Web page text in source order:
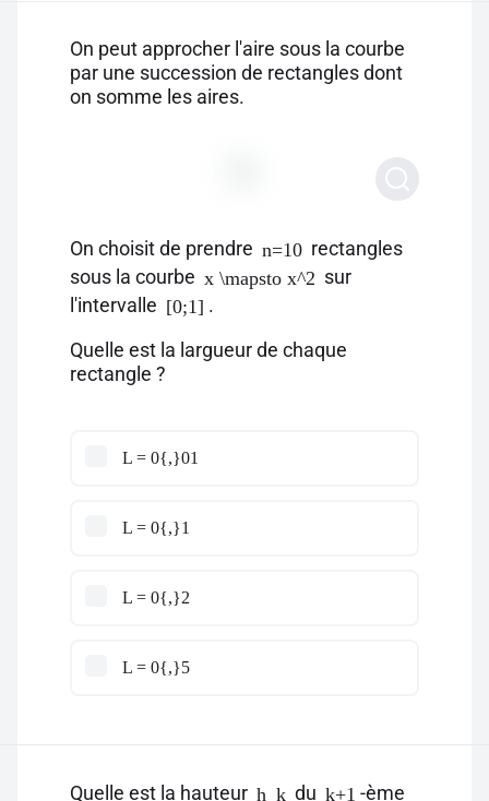
On peut approcher l'aire sous la courbe
par une succession de rectangles dont
on somme les aires.
On choisit de prendre n=10 rectangles
sous la courbe x \mapsto x^2 sur
l'intervalle [0;1] .
Quelle est la largueur de chaque
rectangle ?
L = 0{,}01
L = 0{,}1
L = 0{,}2
L = 0{,}5
Quelle est la hauteur h_k du k+1 -ème